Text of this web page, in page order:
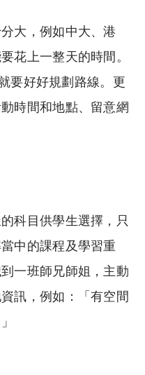
大，例如中大、港
花上一整天的時間。
要好好規劃路線。更
時間和地點、留意網
科目供學生選擇，只
中的課程及學習重
一班師兄師姐，主動
訊，例如：「有空間